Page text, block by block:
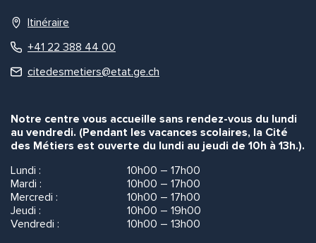
Itinéraire
+41 22 388 44 00
citedesmetiers@etat.ge.ch
Notre centre vous accueille sans rendez-vous du lundi
au vendredi. (Pendant les vacances scolaires, la Cité
des Métiers est ouverte du lundi au jeudi de 10h à 13h.).
Lundi :
10h00 – 17h00
Mardi :
10h00 – 17h00
Mercredi :
10h00 – 17h00
Jeudi :
10h00 – 19h00
Vendredi :
10h00 – 13h00
Envoyer
Envoyer